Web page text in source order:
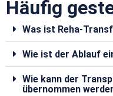
Häufig
Was ist Reha-
Wie ist der Ablauf
Wie kann der
übernommen